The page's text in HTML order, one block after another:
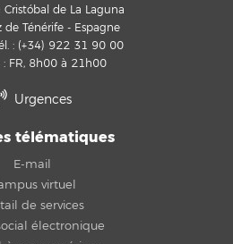
Cristóbal de La Laguna
de Ténérife - Espagne
: (+34) 922 31 90 00
: FR, 8h00 à 21h00
Urgences
télématiques
E-mail
virtuel
de services
électronique